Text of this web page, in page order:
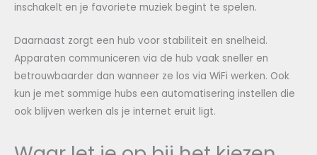
inschakelt en je favoriete muziek begint te spelen.
Daarnaast zorgt een hub voor stabiliteit en snelheid.
Apparaten communiceren via de hub vaak sneller en
betrouwbaarder dan wanneer ze los via WiFi werken. Ook
kun je met sommige hubs een automatisering instellen die
ook blijven werken als je internet eruit ligt.